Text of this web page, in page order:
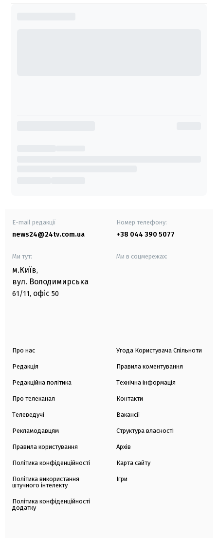
E-mail редакції
news24@24tv.com.ua
Номер телефону:
+38 044 390 5077
Ми тут:
м.Київ,
вул. Володимирська
61/11, офіс 50
Ми в соцмережах:
Про нас
Редакція
Редакційна політика
Про телеканал
Телеведучі
Рекламодавцям
Правила користування
Політика конфіденційності
Політика використання
штучного інтелекту
Політика конфіденційності
додатку
Угода Користувача Спільноти
Правила коментування
Технічна інформація
Контакти
Вакансії
Структура власності
Архів
Карта сайту
Ігри